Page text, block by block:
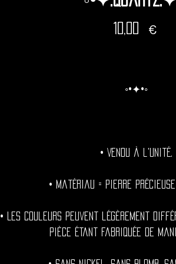
10,00 €Prix
◦•✦•◦
• Vendu à l'unité.
• Matériau = Pierre
• Les couleurs peuvent légèrement
pièce étant fabriquée de